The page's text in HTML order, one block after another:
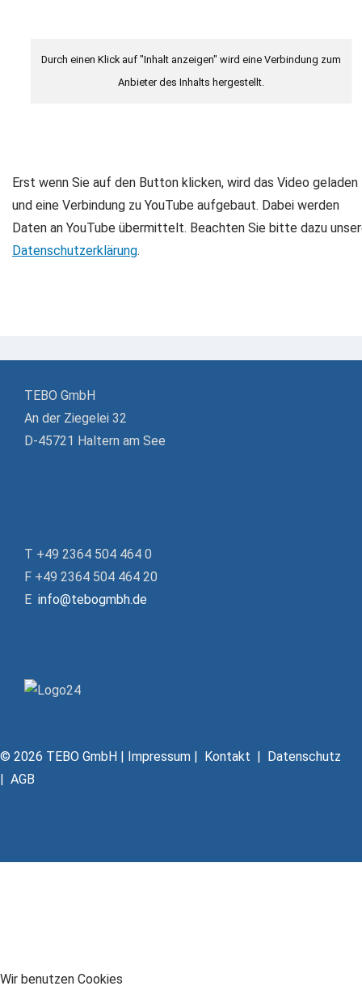
Durch einen Klick auf "Inhalt anzeigen" wird eine Verbindung zum
Anbieter des Inhalts hergestellt.
Erst wenn Sie auf den Button klicken, wird das Video geladen
und eine Verbindung zu YouTube aufgebaut. Dabei werden
Daten an YouTube übermittelt. Beachten Sie bitte dazu
Datenschutzerklärung.
TEBO GmbH
An der Ziegelei 32
D-45721 Haltern am See
T +49 2364 504 464 0
F +49 2364 504 464 20
E info@tebogmbh.de
© 2026 TEBO GmbH | Impressum Kontakt
Datenschutz
AGB
Wir benutzen Cookies